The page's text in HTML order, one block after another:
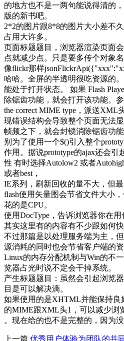
的地方也不是一两句能说得清的
版的新书吧。
2*2的图片跟8*8的图片大小差不
占用大许多。
页面标题题目，浏览器渲染页面
点就减少点。只是要多传个对象
像flickr那样
哈哈。全屏的半透明很吃资源的
能处于打开状态。 如果 Flash
除锯齿功能，就会打开该功能。
the correct MIME type，派送XML
现错误结构会导致整个页面无法
帧频之下，就会封锁消除锯齿功
别为了使用一个$()引入整个
作用。据说prototype的ajax还会引
性 有时选择Autolow2 或者
或者best，
IE系列，刷新回收的量不大，但最
flash使用矢量图会节省文件大小
花的是CPU。
使用DocType，告诉浏览器你在用
其实这里有的内容有不少跟如何
不过那篇是以处理服务端为主，
源消耗的同时也会节省客户端的
Linux的内存分配机制与Win的不
览器占光时说不定会干掉系统。
产生标题题目：虽然会引起浏览
目是可以解决滴。
如果使用的是XHTML并能保持良
的MIME跟XML头1，可以减少浏
。现在给的也不是完整的，因为
上一篇 优秀用户体验为团队的共